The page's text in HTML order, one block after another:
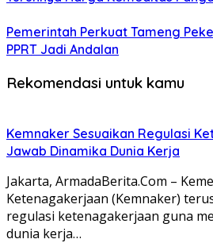
Pemerintah Perkuat Tameng
PPRT Jadi Andalan
Rekomendasi untuk kamu
Kemnaker Sesuaikan Regulasi
Jawab Dinamika Dunia Kerja
Jakarta, ArmadaBerita.Com –
Ketenagakerjaan (Kemnaker)
regulasi ketenagakerjaan guna
dunia kerja…